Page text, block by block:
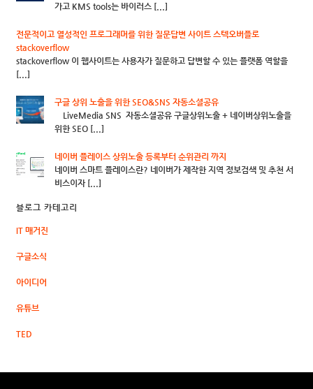
가고 KMS tools는 바이러스 [...]
전문적이고 열성적인 프로그래머를 위한 질문답변 사이트 스텍오버플로
stackoverflow
stackoverflow 이 웹사이트는 사용자가 질문하고 답변할 수 있는 플랫폼 역할을
[...]
구글 상위 노출을 위한 SEO&SNS 자동소셜공유
LiveMedia SNS 자동소셜공유 구글상위노출 + 네이버상위노출을
위한 SEO [...]
네이버 플레이스 상위노출 등록부터 순위관리 까지
네이버 스마트 플레이스란? 네이버가 제작한 지역 정보검색 및 추천 서
비스이자 [...]
블로그 카테고리
IT 매거진
구글소식
아이디어
유튜브
TED